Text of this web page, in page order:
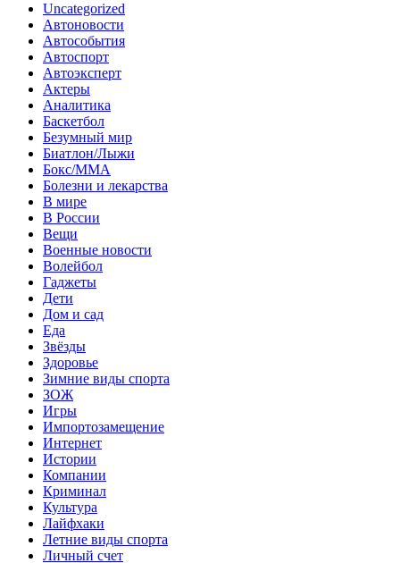
Uncategorized
Автоновости
Автособытия
Автоспорт
Автоэксперт
Актеры
Аналитика
Баскетбол
Безумный мир
Биатлон/Лыжи
Бокс/MMA
Болезни и лекарства
В мире
В России
Вещи
Военные новости
Волейбол
Гаджеты
Дети
Дом и сад
Еда
Звёзды
Здоровье
Зимние виды спорта
ЗОЖ
Игры
Импортозамещение
Интернет
Истории
Компании
Криминал
Культура
Лайфхаки
Летние виды спорта
Личный счет